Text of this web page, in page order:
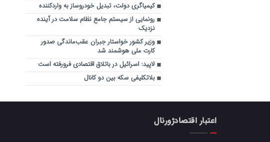
کیمیاگری دولت، تبدیل خودروساز به واردکننده
رونمایی از سیستم جامع نظام سلامت در آینده
نزدیک
وزیر کشور خواستار جبران عقب‌ماندگی صدور
کارت ملی هوشمند شد
لاپید: اسرائیل در باتلاق اقتصادی فرورفته است
بلاتکلیفی سکه بین دو کانال
اعتبار اقتصادژورنال